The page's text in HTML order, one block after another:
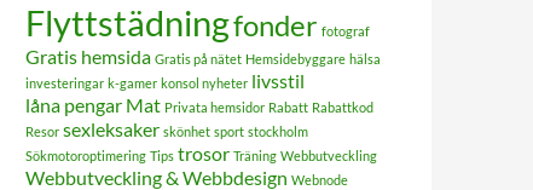
Flyttstädningfonder fotograf
Gratis hemsida Gratis på nätet Hemsidebyggare hälsa
investeringar k-gamer konsol nyheter livsstil
låna pengar Mat Privata hemsidor Rabatt Rabattkod
Resor sexleksaker skönhet sport stockholm
Sökmotoroptimering Tips trosor Träning Webbutveckling
Webbutveckling & Webbdesign Webnode